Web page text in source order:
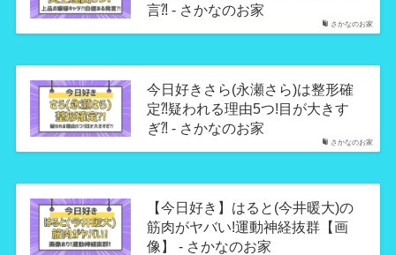
さかなのお家
言⁈ - さかなのお家
さかなのお家
今日好きさら(永瀬さら)は整形確
定⁈疑われる理由5つ!目が大きす
ぎ⁈ - さかなのお家
【今日好き】はると(今井暖大)の
筋肉がヤバい!運動神経抜群【画
像】 - さかなのお家